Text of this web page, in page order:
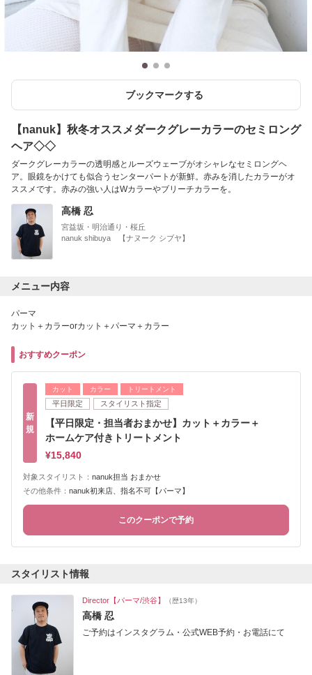
ブックマークする
【nanuk】秋冬オススメダークグレーカラーのセミロング
ヘア◇◇
ダークグレーカラーの透明感とルーズウェーブがオシャレなセミロングヘ
ア。眼鏡をかけても似合うセンターパートが新鮮。赤みを消したカラーがオ
ススメです。赤みの強い人はWカラーやブリーチカラーを。
高橋 忍
宮益坂・明治通り・桜丘
nanuk shibuya 【ナヌーク シブヤ】
メニュー内容
パーマ
カット＋カラーorカット＋パーマ＋カラー
おすすめクーポン
新
規
カット カラー トリートメント
平日限定 スタイリスト指定
【平日限定・担当者おまかせ】カット＋カラー＋
ホームケア付きトリートメント
¥15,840
対象スタイリスト： nanuk担当 おまかせ
その他条件： nanuk初来店、指名不可【パーマ】
このクーポンで予約
スタイリスト情報
Director【パーマ/渋谷】 （歴13年）
高橋 忍
ご予約はインスタグラム・公式WEB予約・お電話にて